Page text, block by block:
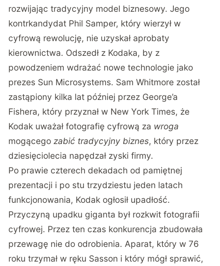
rozwijając tradycyjny model biznesowy. Jego
kontrkandydat Phil Samper, który wierzył w
cyfrową rewolucję, nie uzyskał aprobaty
kierownictwa. Odszedł z Kodaka, by z
powodzeniem wdrażać nowe technologie jako
prezes Sun Microsystems. Sam Whitmore został
zastąpiony kilka lat później przez George’a
Fishera, który przyznał w New York Times, że
Kodak uważał fotografię cyfrową za wroga
mogącegozabić tradycyjny biznes, który przez
dziesięciolecia napędzał zyski firmy.
Po prawie czterech dekadach od pamiętnej
prezentacji i po stu trzydziestu jeden latach
funkcjonowania, Kodak ogłosił upadłość.
Przyczyną upadku giganta był rozkwit fotografii
cyfrowej. Przez ten czas konkurencja zbudowała
przewagę nie do odrobienia. Aparat, który w 76
roku trzymał w ręku Sasson i który mógł sprawić,